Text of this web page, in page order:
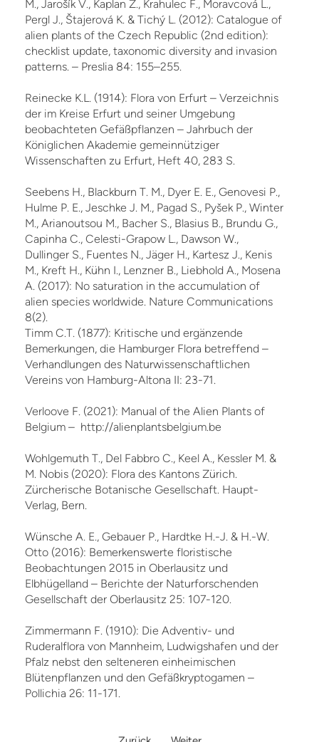
M., Jarošík V., Kaplan Z., Krahulec F., Moravcová L.,
Pergl J., Štajerová K. & Tichý L. (2012): Catalogue of
alien plants of the Czech Re­public (2nd edition):
checklist update, taxonomic diversity and invasion
patterns. – Preslia 84: 155–255.
Reinecke K.L. (1914): Flora von Erfurt – Verzeichnis
der im Kreise Erfurt und seiner Umgebung
beobachteten Gefäßpflanzen – Jahrbuch der
Königlichen Akademie gemeinnütziger
Wissenschaften zu Erfurt, Heft 40, 283 S.
Seebens H., Blackburn T. M., Dyer E. E., Genovesi P.,
Hulme P. E., Jeschke J. M., Pagad S., Pyšek P., Winter
M., Arianoutsou M., Bacher S., Blasius B., Brundu G.,
Capinha C., Celesti-Grapow L., Dawson W.,
Dullinger S., Fuentes N., Jäger H., Kartesz J., Kenis
M., Kreft H., Kühn I., Lenzner B., Liebhold A., Mosena
A. (2017): No saturation in the accumulation of
alien species worldwide. Nature Communications
8(2).
Timm C.T. (1877): Kritische und ergänzende
Bemerkungen, die Hamburger Flora betreffend –
Verhandlungen des Naturwissenschaftlichen
Vereins von Hamburg-Altona II: 23-71.
Verloove F. (2021): Manual of the Alien Plants of
Belgium – http://alienplantsbelgium.be
Wohlgemuth T., Del Fabbro C., Keel A., Kessler M. &
M. Nobis (2020): Flora des Kantons Zürich.
Zürcherische Botanische Gesellschaft. Haupt-
Verlag, Bern.
Wünsche A. E., Gebauer P., Hardtke H.-J. & H.-W.
Otto (2016): Bemerkenswerte floristische
Beobachtungen 2015 in Oberlausitz und
Elbhügelland – Berichte der Naturforschenden
Gesellschaft der Oberlausitz 25: 107-120.
Zimmermann F. (1910): Die Adventiv- und
Ruderalflora von Mannheim, Ludwigshafen und der
Pfalz nebst den selteneren einheimischen
Blütenpflanzen und den Gefäßkryptogamen –
Pollichia 26: 11-171.